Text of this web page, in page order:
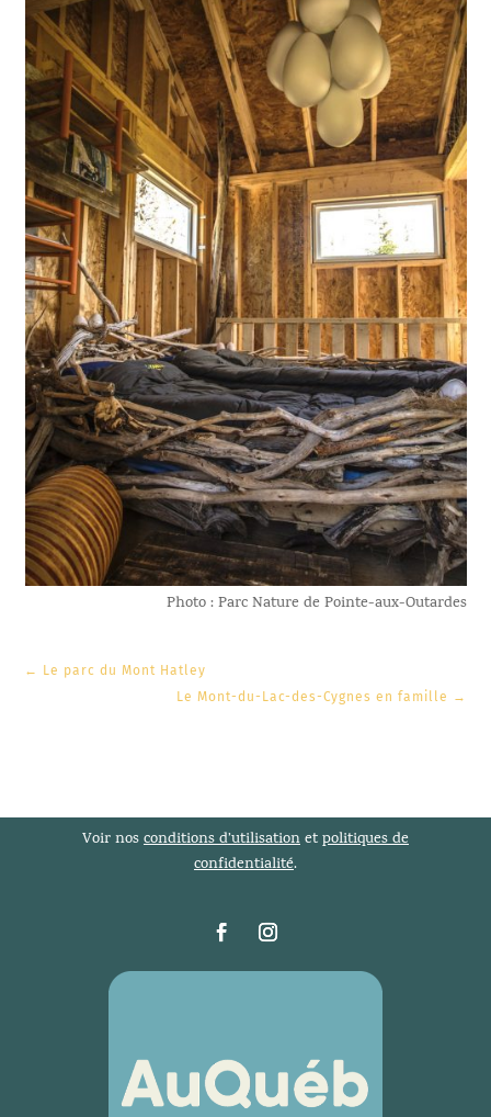
Photo : Parc Nature de Pointe-aux-Outardes
← Le parc du Mont Hatley
Le Mont-du-Lac-des-Cygnes en famille →
Voir nosconditions d’utilisationetpolitiques de
confidentialité.